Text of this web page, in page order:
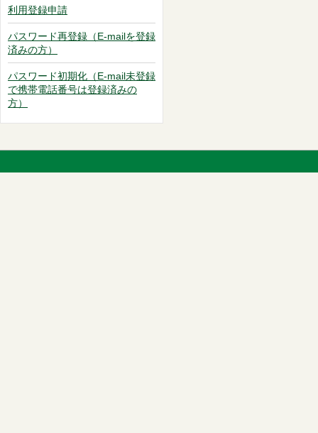
利用登録申請
パスワード再登録（E-mailを登録
済みの方）
パスワード初期化（E-mail未登録
で携帯電話番号は登録済みの
方）